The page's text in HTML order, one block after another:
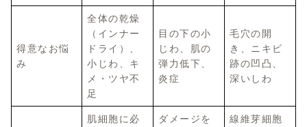
得意なお悩
み
全体の乾燥
（インナー
ドライ）、
小じわ、キ
メ・ツヤ不
足
目の下の小
じわ、肌の
弾力低下、
炎症
毛穴の開
き、ニキビ
跡の凹凸、
深いしわ
肌細胞に必
ダメージを
線維芽細胞